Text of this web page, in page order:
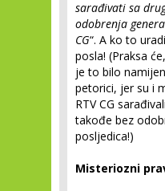
sarađivati sa
odobrenja
CG“. A ko to
posla! (Praksa
je to bilo
petorici, jer su i
RTV CG
takođe bez
posljedica!)
Misteriozni